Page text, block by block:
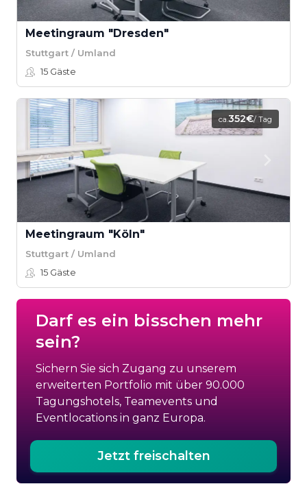
Meetingraum "Dresden"
Stuttgart / Umland
15 Gäste
ca.352€/ Tag
Meetingraum "Köln"
Stuttgart / Umland
15 Gäste
Darf es ein bisschen mehr
sein?
Sichern Sie sich Zugang zu unserem
erweiterten Portfolio mit über 90.000
Tagungshotels, Teamevents und
Eventlocations in ganz Europa.
Jetzt freischalten